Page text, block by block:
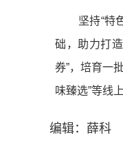
坚持“特
础，助力打
券”，培育一
味臻选”等线
编辑：薛科